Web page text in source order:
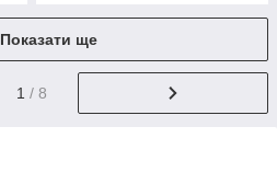
Показати ще
1 / 8